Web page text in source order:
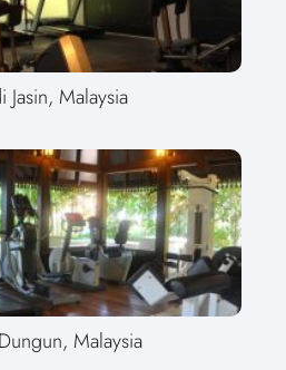
Jasin, Malaysia
Malaysia